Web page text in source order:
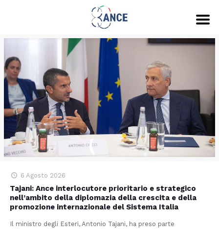
6 Agosto 2026
Tajani: Ance interlocutore prioritario e strategico
nell’ambito della diplomazia della crescita e della
promozione internazionale del Sistema Italia
Il ministro degli Esteri, Antonio Tajani, ha preso parte